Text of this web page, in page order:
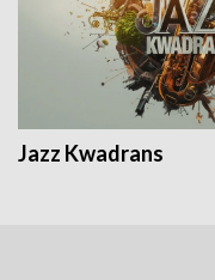
Jazz Kwadrans